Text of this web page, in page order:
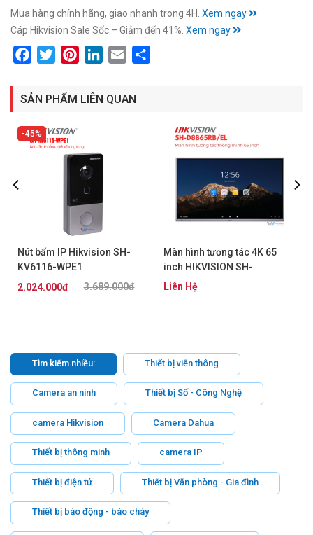
Mua hàng chính hãng, giao nhanh trong 4H. Xem ngay
Cáp Hikvision Sale Sốc – Giảm đến 41%. Xem ngay
FacebookTwitterPinterestLinkedIn
Email
SẢN PHẨM LIÊN QUAN
45%
Nút bấm IP Hikvision SH-
KV6116-WPE1
3.689.000đ
2.024.000đ
Màn hình tương tác 4K 65
inch HIKVISION SH-
D8B65RB/EL
Liên Hệ
Tìm kiếm nhiều: Thiết bị viễn thông
Camera an ninh Thiết bị Số - Công Nghệ
camera Hikvision Camera Dahua
Thiết bị thông minh camera IP
Thiết bị điện tử Thiết bị Văn phòng - Gia đình
Thiết bị báo động - báo cháy